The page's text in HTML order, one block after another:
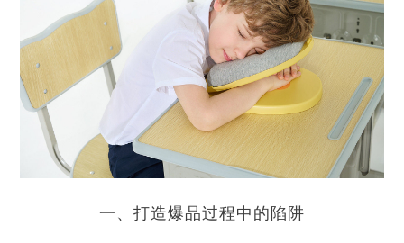
一、打造爆品过程中的陷阱